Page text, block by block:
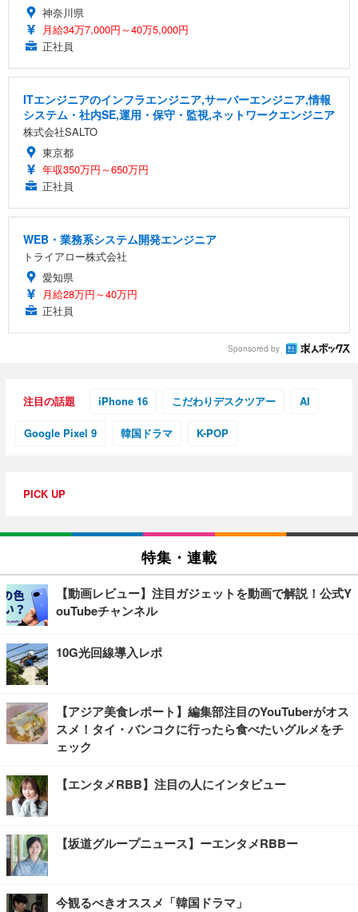
神奈川県
月給34万7,000円～40万5,000円
正社員
ITエンジニアのインフラエンジニア,サーバーエンジニア,情報
システム・社内SE,運用・保守・監視,ネットワークエンジニア
株式会社SALTO
東京都
年収350万円～650万円
正社員
WEB・業務系システム開発エンジニア
トライアロー株式会社
愛知県
月給28万円～40万円
正社員
Sponsored by
注目の話題 iPhone 16 こだわりデスクツアー AI
Google Pixel 9 韓国ドラマ K-POP
PICK UP
特集・連載
【動画レビュー】注目ガジェットを動画で解説！公式Y
ouTubeチャンネル
10G光回線導入レポ
【アジア美食レポート】編集部注目のYouTuberがオス
スメ！タイ・バンコクに行ったら食べたいグルメをチ
ェック
【エンタメRBB】注目の人にインタビュー
【坂道グループニュース】ーエンタメRBBー
今観るべきオススメ「韓国ドラマ」